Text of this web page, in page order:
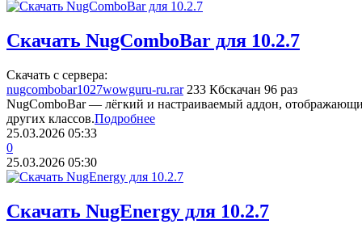
Скачать NugComboBar для 10.2.7
Скачать с сервера:
nugcombobar1027wowguru-ru.rar 233 Кбскачан 96 раз
NugComboBar — лёгкий и настраиваемый аддон,
других классов.Подробнее
25.03.2026 05:33
0
25.03.2026 05:30
Скачать NugEnergy для 10.2.7